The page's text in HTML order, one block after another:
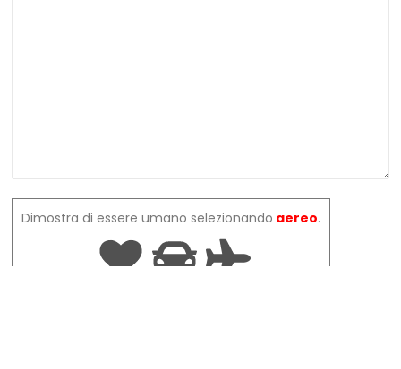
Dimostra di essere umano selezionando aereo.